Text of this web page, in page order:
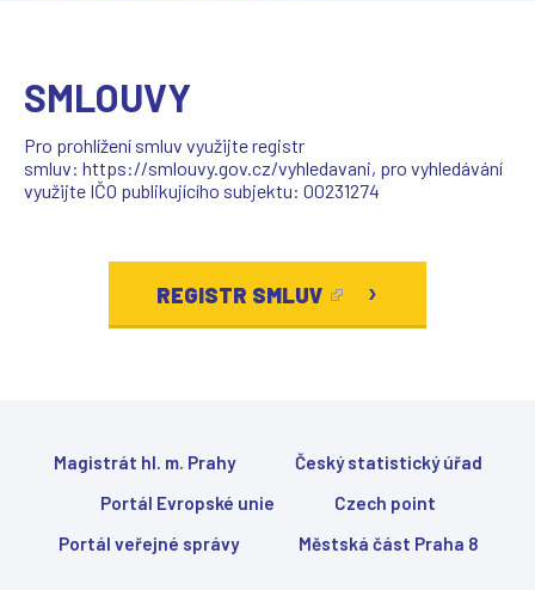
SMLOUVY
Pro prohlížení smluv využijte registr
smluv: https://smlouvy.gov.cz/vyhledavani, pro vyhledávání
využijte IČO publikujícího subjektu: 00231274
REGISTR SMLUV (
T
O
O
D
Magistrát hl. m. Prahy
Český statistický úřad
Portál Evropské unie
Czech point
Portál veřejné správy
Městská část Praha 8